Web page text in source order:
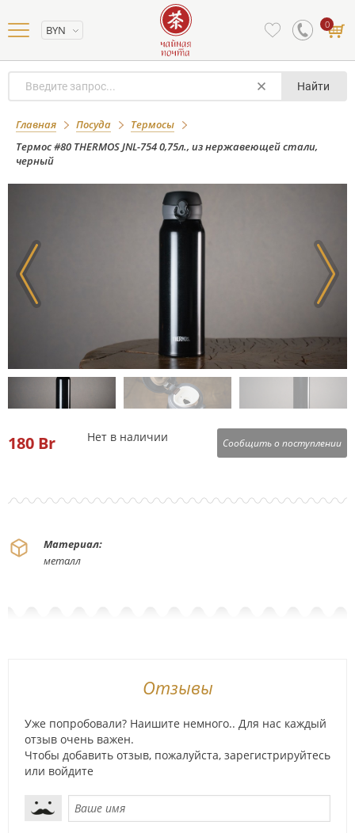
BYN 0
Найти
Главная Посуда
Термосы
Термос #80 THERMOS JNL-754 0,75л., из нержавеющей стали,
черный
Термос #80 THERMOS JNL-754 0,75л., из
нержавеющей стали, черный
180 Br Нет в наличии Сообщить о поступлении
Материал:
металл
Отзывы
Уже попробовали? Наишите немного.. Для нас каждый
отзыв очень важен.
Чтобы добавить отзыв, пожалуйста, зарегистрируйтесь
или войдите